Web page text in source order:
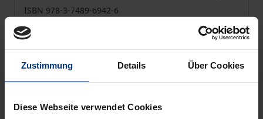
Zustimmung Details Über Cookies
Diese Webseite verwendet Cookies
ISBN 978-3-7489-6942-6
Lieferbar
Preisangaben inkl. MwSt. Abhängig von der Lieferadresse
kann die MwSt. an der Kasse variieren.
In den Warenkorb